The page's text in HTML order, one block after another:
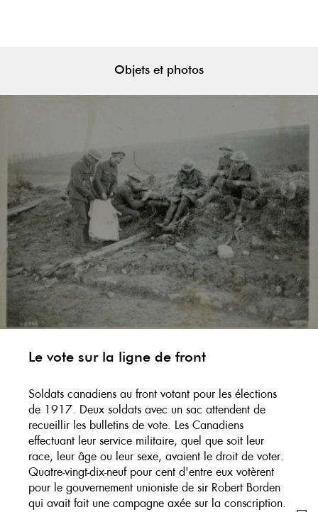
Objets et photos
Le vote sur la ligne de front
Soldats canadiens au front votant pour les élections
de 1917. Deux soldats avec un sac attendent de
recueillir les bulletins de vote. Les Canadiens
effectuant leur service militaire, quel que soit leur
race, leur âge ou leur sexe, avaient le droit de voter.
Quatre-vingt-dix-neuf pour cent d'entre eux votèrent
pour le gouvernement unioniste de sir Robert Borden
qui avait fait une campagne axée sur la conscription.